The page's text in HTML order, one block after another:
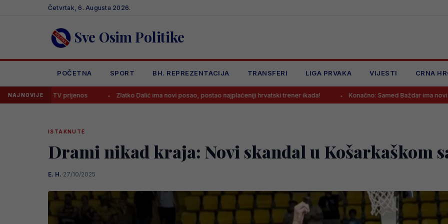
Četvrtak, 6. Augusta 2026.
Sve Osim Politike
POČETNA SPORT BH. REPREZENTACIJA TRANSFERI LIGA PRVAKA VIJESTI CRNA
NAJNOVIJE
prijenos Zlatko Dalić ima novi posao, postao najplaćeniji hrvatski trener ikada! Konačno: Samed Baždar ima novi klub Da
ISTAKNUTE
Drami nikad kraja: Novi skandal u Košarkaškom
E. H.·27/10/2025